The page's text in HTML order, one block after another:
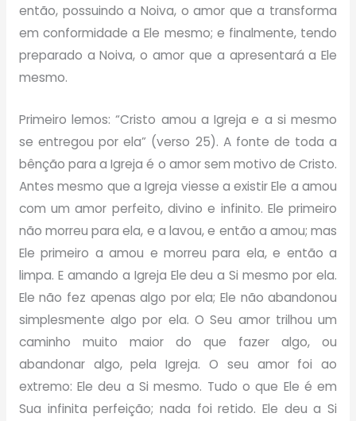
então, possuindo a Noiva, o amor que a transforma
em conformidade a Ele mesmo; e finalmente, tendo
preparado a Noiva, o amor que a apresentará a Ele
mesmo.
Primeiro lemos: “Cristo amou a Igreja e a si mesmo
se entregou por ela” (verso 25). A fonte de toda a
bênção para a Igreja é o amor sem motivo de Cristo.
Antes mesmo que a Igreja viesse a existir Ele a amou
com um amor perfeito, divino e infinito. Ele primeiro
não morreu para ela, e a lavou, e então a amou; mas
Ele primeiro a amou e morreu para ela, e então a
limpa. E amando a Igreja Ele deu a Si mesmo por ela.
Ele não fez apenas algo por ela; Ele não abandonou
simplesmente algo por ela. O Seu amor trilhou um
caminho muito maior do que fazer algo, ou
abandonar algo, pela Igreja. O seu amor foi ao
extremo: Ele deu a Si mesmo. Tudo o que Ele é em
Sua infinita perfeição; nada foi retido. Ele deu a Si